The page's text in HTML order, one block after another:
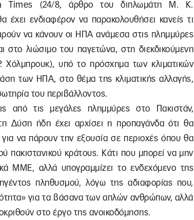
Times (24/8, άρθρο του διπλωμάτη Μ. Κ.
ενδιαφέρον να παρακολουθήσει κανείς τι
να κάνουν οι ΗΠΑ ανάμεσα στις πλημμύρες
στο λιώσιμο του παγετώνα, στη διεκδικούμενη
Χόλμπρουκ), υπό το πρόσχημα των κλιματικών
των ΗΠΑ, στο θέμα της κλιματικής αλλαγής,
του περιβάλλοντος.
από τις μεγάλες πλημμύρες στο Πακιστάν,
Δύση ήδη έχει αρχίσει η προπαγάνδα ότι θα
για να πάρουν την εξουσία σε περιοχές όπου θα
πακιστανικού κράτους. Κάτι που μπορεί να μην
ΜΜΕ, αλλά υπογραμμίζει το ενδεχόμενο της
πληθυσμού, λόγω της αδιαφορίας που,
για τα βάσανα των απλών ανθρώπων, αλλά
στο έργο της ανοικοδόμησης.